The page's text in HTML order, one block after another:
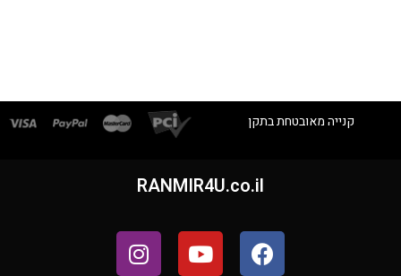
קנייה מאובטחת בתקן
RANMIR4U.co.il